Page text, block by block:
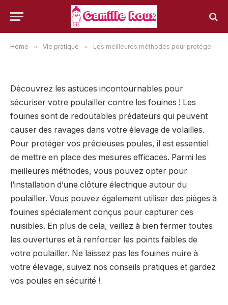
Home » Vie pratique » Les meilleures méthodes pour protéger votre poulailler des fouines
fouines
Découvrez les astuces incontournables pour
sécuriser votre poulailler contre les fouines ! Les
fouines sont de redoutables prédateurs qui peuvent
causer des ravages dans votre élevage de volailles.
Pour protéger vos précieuses poules, il est essentiel
de mettre en place des mesures efficaces. Parmi les
meilleures méthodes, vous pouvez opter pour
l’installation d’une clôture électrique autour du
poulailler. Vous pouvez également utiliser des pièges à
fouines spécialement conçus pour capturer ces
nuisibles. En plus de cela, veillez à bien fermer toutes
les ouvertures et à renforcer les points faibles de
votre poulailler. Ne laissez pas les fouines nuire à
votre élevage, suivez nos conseils pratiques et gardez
vos poules en sécurité !